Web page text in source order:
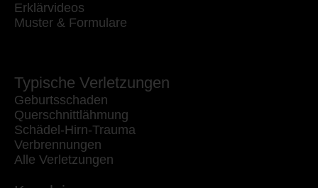
Erklärvideos
Muster & Formulare
Typische Verletzungen
Geburtsschaden
Querschnittlähmung
Schädel-Hirn-Trauma
Verbrennungen
Alle Verletzungen